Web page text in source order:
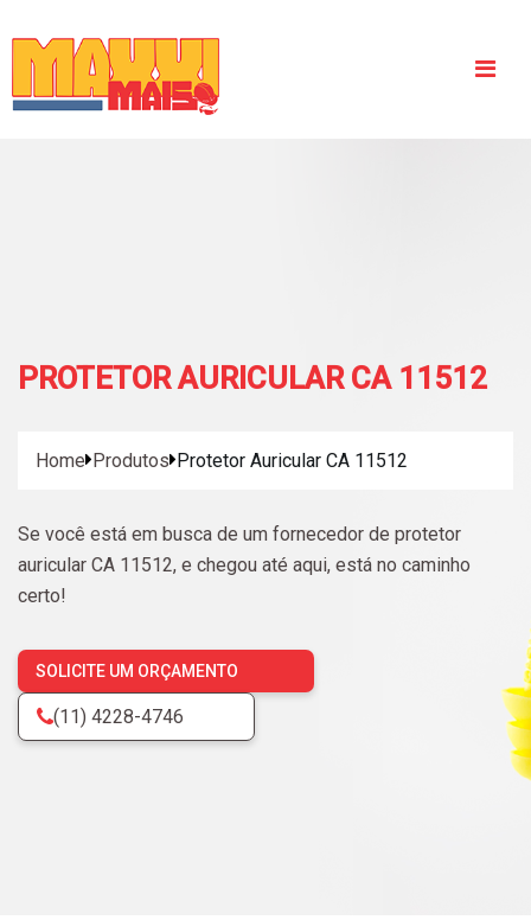
Seja um Revendedor
PROTETOR AURICULAR CA 11512
Home Produtos Protetor Auricular CA 11512
Se você está em busca de um fornecedor de protetor
auricular CA 11512, e chegou até aqui, está no caminho
certo!
SOLICITE UM ORÇAMENTO
(11) 4228-4746